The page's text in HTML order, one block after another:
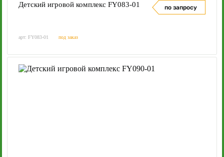
Детский игровой комплекс FY083-01 по запросу
арт: FY083-01 под заказ